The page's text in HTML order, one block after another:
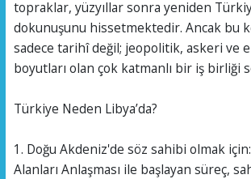
topraklar, yüzyıllar sonra yeniden
dokunuşunu hissetmektedir. Ancak bu
sadece tarihî değil; jeopolitik, askeri ve
boyutları olan çok katmanlı bir iş birliği
Türkiye Neden Libya’da?
1. Doğu Akdeniz'de söz sahibi olmak
Alanları Anlaşması ile başlayan süreç,